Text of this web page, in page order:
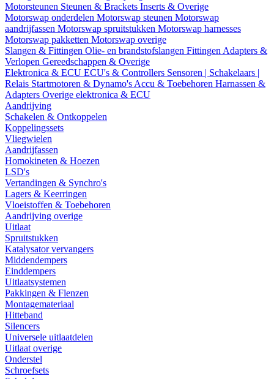
Motorsteunen Steunen & Brackets Inserts & Overige
Motorswap onderdelen Motorswap steunen Motorswap
aandrijfassen Motorswap spruitstukken Motorswap harnesses
Motorswap pakketten Motorswap overige
Slangen & Fittingen Olie- en brandstofslangen Fittingen Adapters &
Verlopen Gereedschappen & Overige
Elektronica & ECU ECU's & Controllers Sensoren | Schakelaars |
Relais Startmotoren & Dynamo's Accu & Toebehoren Harnassen &
Adapters Overige elektronica & ECU
Aandrijving
Schakelen & Ontkoppelen
Koppelingssets
Vliegwielen
Aandrijfassen
Homokineten & Hoezen
LSD's
Vertandingen & Synchro's
Lagers & Keerringen
Vloeistoffen & Toebehoren
Aandrijving overige
Uitlaat
Spruitstukken
Katalysator vervangers
Middendempers
Einddempers
Uitlaatsystemen
Pakkingen & Flenzen
Montagemateriaal
Hitteband
Silencers
Universele uitlaatdelen
Uitlaat overige
Onderstel
Schroefsets